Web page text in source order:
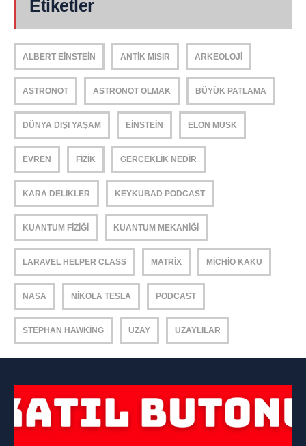
Etiketler
ALBERT EINSTEIN ANTIK MISIR ARKEOLOJI
ASTRONOT ASTRONOT OLMAK BÜYÜK PATLAMA
DÜNYA DIŞI YAŞAM EINSTEIN ELON MUSK
EVREN FIZIK GERÇEKLIK NEDIR
KARA DELIKLER KEYKUBAD PODCAST
KUANTUM FIZIĞI KUANTUM MEKANIĞI
LARAVEL HELPER CLASS MATRIX MICHIO KAKU
NASA NIKOLA TESLA PODCAST
STEPHAN HAWKING UZAY UZAYLILAR